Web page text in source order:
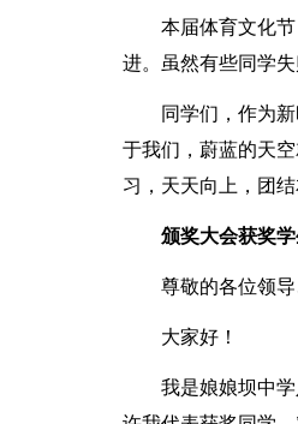
本届体育文化
进。虽然有些同学
同学们，作为
于我们，蔚蓝的天
习，天天向上，团
颁奖大会获奖
尊敬的各位领
大家好！
我是娘娘坝中